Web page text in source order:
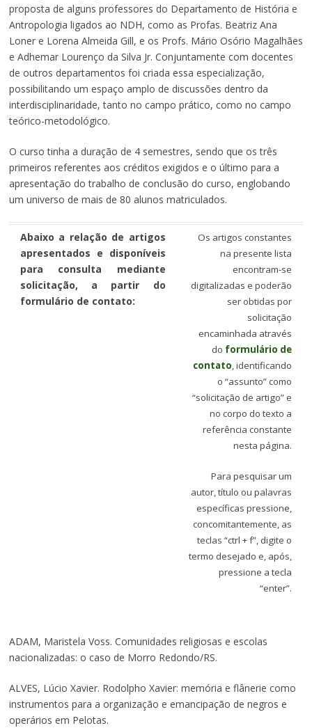
proposta de alguns professores do Departamento de História e
Antropologia ligados ao NDH, como as Profas. Beatriz Ana
Loner e Lorena Almeida Gill, e os Profs. Mário Osório Magalhães
e Adhemar Lourenço da Silva Jr. Conjuntamente com docentes
de outros departamentos foi criada essa especialização,
possibilitando um espaço amplo de discussões dentro da
interdisciplinaridade, tanto no campo prático, como no campo
teórico-metodológico.
O curso tinha a duração de 4 semestres, sendo que os três
primeiros referentes aos créditos exigidos e o último para a
apresentação do trabalho de conclusão do curso, englobando
um universo de mais de 80 alunos matriculados.
Abaixo a relação de artigos
apresentados e disponíveis
para consulta mediante
solicitação, a partir do
formulário de contato:
Os artigos constantes
na presente lista
encontram-se
digitalizadas e poderão
ser obtidas por
solicitação
encaminhada através
do formulário de
contato, identificando
o “assunto” como
“solicitação de artigo” e
no corpo do texto a
referência constante
nesta página.
Para pesquisar um
autor, título ou palavras
específicas pressione,
concomitantemente, as
teclas “ctrl + f”, digite o
termo desejado e, após,
pressione a tecla
“enter”.
ADAM, Maristela Voss. Comunidades religiosas e escolas
nacionalizadas: o caso de Morro Redondo/RS.
ALVES, Lúcio Xavier. Rodolpho Xavier: memória e flânerie como
instrumentos para a organização e emancipação de negros e
operários em Pelotas.